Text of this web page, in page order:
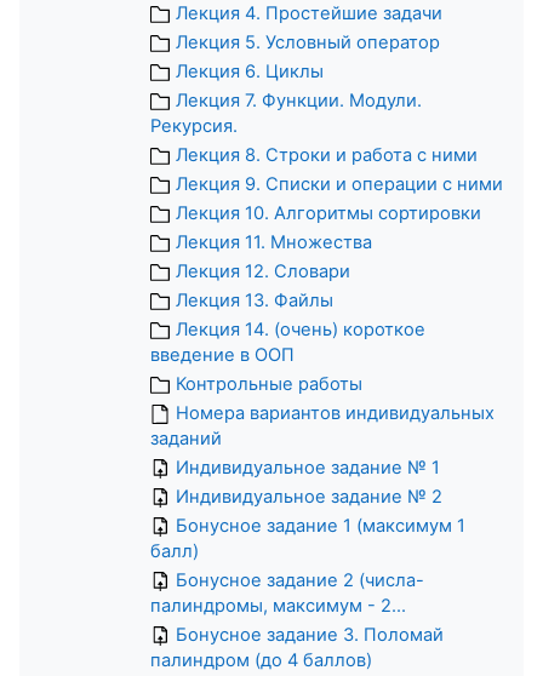
Лекция 4. Простейшие задачи
Лекция 5. Условный оператор
Лекция 6. Циклы
Лекция 7. Функции. Модули.
Рекурсия.
Лекция 8. Строки и работа с ними
Лекция 9. Списки и операции с ними
Лекция 10. Алгоритмы сортировки
Лекция 11. Множества
Лекция 12. Словари
Лекция 13. Файлы
Лекция 14. (очень) короткое
введение в ООП
Контрольные работы
Номера вариантов индивидуальных
заданий
Индивидуальное задание № 1
Индивидуальное задание № 2
Бонусное задание 1 (максимум 1
балл)
Бонусное задание 2 (числа-
палиндромы, максимум - 2...
Бонусное задание 3. Поломай
палиндром (до 4 баллов)